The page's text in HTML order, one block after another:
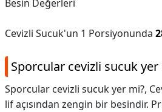
Besin Değerleri
Cevizli Sucuk'un 1 Porsiyonunda
Sporcular cevizli sucuk yer
Sporcular cevizli sucuk yer mi?,
lif açısından zengin bir besindir.